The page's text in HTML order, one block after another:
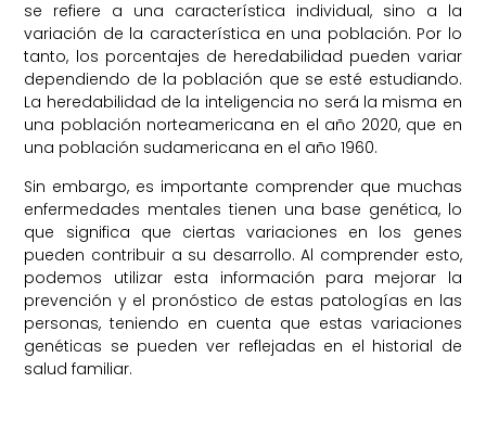
se refiere a una característica individual, sino a la
variación de la característica en una población. Por lo
tanto, los porcentajes de heredabilidad pueden variar
dependiendo de la población que se esté estudiando.
La heredabilidad de la inteligencia no será la misma en
una población norteamericana en el año 2020, que en
una población sudamericana en el año 1960.
Sin embargo, es importante comprender que muchas
enfermedades mentales tienen una base genética, lo
que significa que ciertas variaciones en los genes
pueden contribuir a su desarrollo. Al comprender esto,
podemos utilizar esta información para mejorar la
prevención y el pronóstico de estas patologías en las
personas, teniendo en cuenta que estas variaciones
genéticas se pueden ver reflejadas en el historial de
salud familiar.